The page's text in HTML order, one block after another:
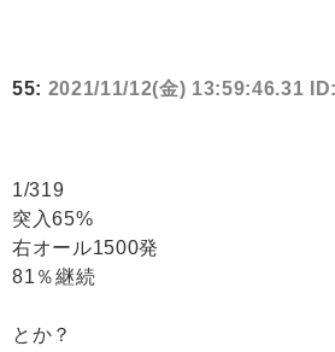
55: 2021/11/12(金) 13:59:46.31
1/319
突入65%
右オール1500発
81％継続
とか？